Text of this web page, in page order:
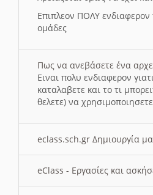
Επιπλεον ΠΟΛΥ
ομάδες
Πως να ανεβάσετε ένα
Ειναι πολυ ενδιαφερον
καταλαβετε και το τι
θελετε) να
eclass.sch.gr Δημιουργία
eClass - Εργασίες και